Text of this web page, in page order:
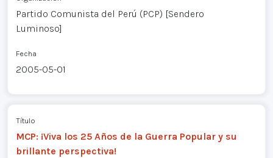
Partido Comunista del Perú (PCP) [Sendero
Luminoso]
Fecha
2005-05-01
Título
MCP: ¡Viva los 25 Años de la Guerra Popular y su
brillante perspectiva!